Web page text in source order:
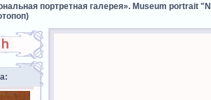
портретная галерея». Museum portrait